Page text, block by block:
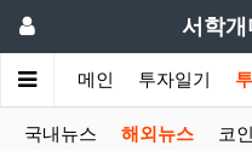
서학개
메인 투자일기
국내뉴스 해외뉴스 코